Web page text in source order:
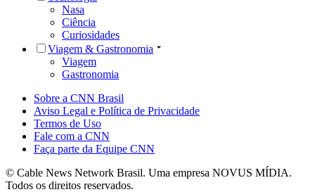
Nasa
Ciência
Curiosidades
Viagem & Gastronomia
Viagem
Gastronomia
Sobre a CNN Brasil
Aviso Legal e Política de Privacidade
Termos de Uso
Fale com a CNN
Faça parte da Equipe CNN
© Cable News Network Brasil. Uma empresa NOVUS MÍDIA.
Todos os direitos reservados.